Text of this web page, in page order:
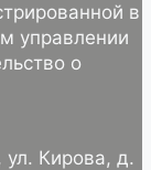
в
управлении
о
ул. Кирова, д.